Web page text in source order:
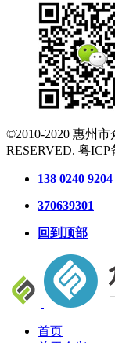
©2010-2020 惠州市
RESERVED. 粤ICP
138 0240 9204
370639301
回到顶部
首页